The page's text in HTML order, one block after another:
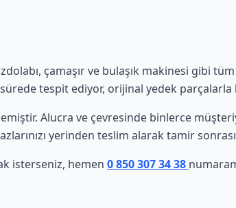
çamaşır ve bulaşık makinesi gibi
tespit ediyor, orijinal yedek parçalarla
Alucra ve çevresinde binlerce
yerinden teslim alarak tamir
isterseniz, hemen 0 850 307 34 38